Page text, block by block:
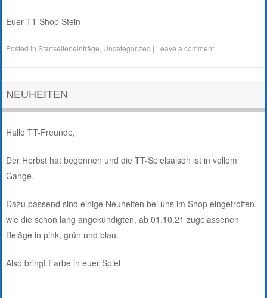
Euer TT-Shop Stein
Posted inStartseiteneinträge Uncategorized | Leave a comment
NEUHEITEN
Hallo TT-Freunde,
Der Herbst hat begonnen und die TT-Spielsaison ist in vollem
Gange.
Dazu passend sind einige Neuheiten bei uns im Shop eingetroffen,
wie die schon lang angekündigten, ab 01.10.21 zugelassenen
Beläge in pink, grün und blau.
Also bringt Farbe in euer Spiel